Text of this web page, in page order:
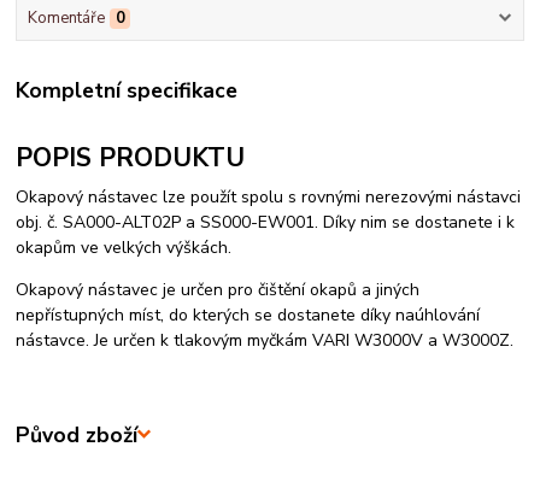
Komentáře 0
Kompletní specifikace
POPIS PRODUKTU
Okapový nástavec lze použít spolu s rovnými nerezovými nástavci
obj. č. SA000-ALT02P a SS000-EW001. Díky nim se dostanete i k
okapům ve velkých výškách.
Okapový nástavec je určen pro čištění okapů a jiných
nepřístupných míst, do kterých se dostanete díky naúhlování
nástavce. Je určen k tlakovým myčkám VARI W3000V a W3000Z.
Původ zboží